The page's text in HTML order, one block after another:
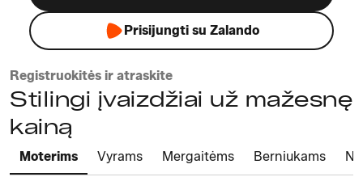
Prisijungti su Zalando
Registruokitės ir atraskite
Stilingi įvaizdžiai už mažesnę
kainą
Moterims Vyrams Mergaitėms Berniukams